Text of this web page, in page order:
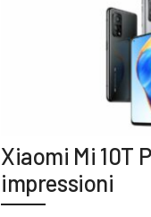
Xiaomi Mi 10T
impressioni